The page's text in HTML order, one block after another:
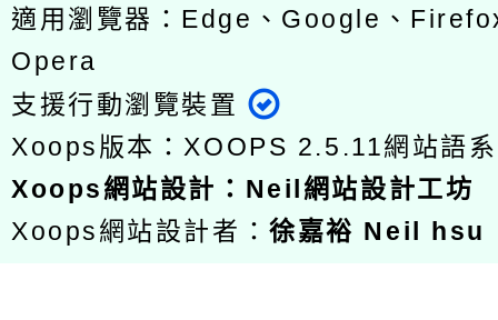
適用瀏覽器：Edge、Google、
Opera
支援行動瀏覽裝置
Xoops版本：XOOPS 2.5.11網站語
Xoops網站設計 ： Neil網站設計工坊
Xoops網站設計者：徐嘉裕 Neil hsu